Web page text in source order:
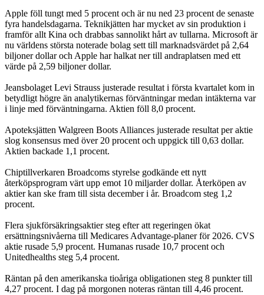
Apple föll tungt med 5 procent och är nu ned 23 procent de senaste
fyra handelsdagarna. Teknikjätten har mycket av sin produktion i
framför allt Kina och drabbas sannolikt hårt av tullarna. Microsoft är
nu världens största noterade bolag sett till marknadsvärdet på 2,64
biljoner dollar och Apple har halkat ner till andraplatsen med ett
värde på 2,59 biljoner dollar.
Jeansbolaget Levi Strauss justerade resultat i första kvartalet kom in
betydligt högre än analytikernas förväntningar medan intäkterna var
i linje med förväntningarna. Aktien föll 8,0 procent.
Apoteksjätten Walgreen Boots Alliances justerade resultat per aktie
slog konsensus med över 20 procent och uppgick till 0,63 dollar.
Aktien backade 1,1 procent.
Chiptillverkaren Broadcoms styrelse godkände ett nytt
återköpsprogram värt upp emot 10 miljarder dollar. Återköpen av
aktier kan ske fram till sista december i år. Broadcom steg 1,2
procent.
Flera sjukförsäkringsaktier steg efter att regeringen ökat
ersättningsnivåerna till Medicares Advantage-planer för 2026. CVS
aktie rusade 5,9 procent. Humanas rusade 10,7 procent och
Unitedhealths steg 5,4 procent.
Räntan på den amerikanska tioåriga obligationen steg 8 punkter till
4,27 procent. I dag på morgonen noteras räntan till 4,46 procent.